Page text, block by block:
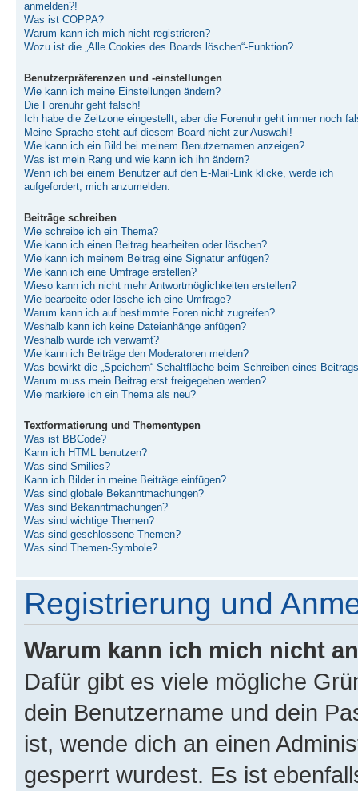
anmelden?!
Was ist COPPA?
Warum kann ich mich nicht registrieren?
Wozu ist die „Alle Cookies des Boards löschen“-Funktion?
Benutzerpräferenzen und -einstellungen
Wie kann ich meine Einstellungen ändern?
Die Forenuhr geht falsch!
Ich habe die Zeitzone eingestellt, aber die Forenuhr geht immer noch
Meine Sprache steht auf diesem Board nicht zur Auswahl!
Wie kann ich ein Bild bei meinem Benutzernamen anzeigen?
Was ist mein Rang und wie kann ich ihn ändern?
Wenn ich bei einem Benutzer auf den E-Mail-Link klicke, werde ich
aufgefordert, mich anzumelden.
Beiträge schreiben
Wie schreibe ich ein Thema?
Wie kann ich einen Beitrag bearbeiten oder löschen?
Wie kann ich meinem Beitrag eine Signatur anfügen?
Wie kann ich eine Umfrage erstellen?
Wieso kann ich nicht mehr Antwortmöglichkeiten erstellen?
Wie bearbeite oder lösche ich eine Umfrage?
Warum kann ich auf bestimmte Foren nicht zugreifen?
Weshalb kann ich keine Dateianhänge anfügen?
Weshalb wurde ich verwarnt?
Wie kann ich Beiträge den Moderatoren melden?
Was bewirkt die „Speichern“-Schaltfläche beim Schreiben eines
Warum muss mein Beitrag erst freigegeben werden?
Wie markiere ich ein Thema als neu?
Textformatierung und Thementypen
Was ist BBCode?
Kann ich HTML benutzen?
Was sind Smilies?
Kann ich Bilder in meine Beiträge einfügen?
Was sind globale Bekanntmachungen?
Was sind Bekanntmachungen?
Was sind wichtige Themen?
Was sind geschlossene Themen?
Was sind Themen-Symbole?
Registrierung und
Warum kann ich mich nicht
Dafür gibt es viele mögliche
dein Benutzername und dein
ist, wende dich an einen
gesperrt wurdest. Es ist